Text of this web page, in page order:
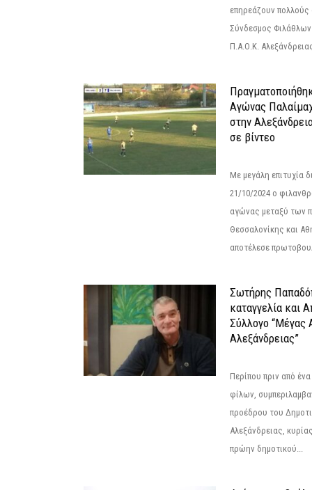
επηρεάζουν πολλούς
Σύνδεσμος
Π.Α.Ο.Κ.
Αγώνας
στην
σε βίντεο
Με μεγάλη επιτυχία
21/10/2024 ο
αγώνας μεταξύ των
Θεσσαλονίκης και
αποτέλεσε
Σωτήρης
καταγγελία και
Σύλλογο “Μέγας
Αλεξάνδρειας”
Περίπου πριν από
φίλων,
προέδρου του
Αλεξάνδρειας,
πρώην δημοτικού...